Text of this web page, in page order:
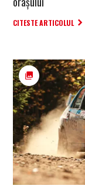
CITESTE ARTICOLUL